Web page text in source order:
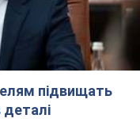
підвищать